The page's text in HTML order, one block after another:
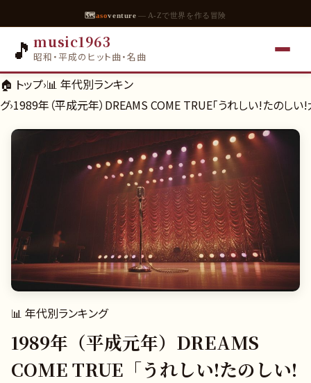
🗺asoventure — A-Zで世界を作る冒険
🎵 music1963
昭和・平成のヒット曲・名曲
🏠 トップ›📊 年代別ランキン
グ›1989年（平成元年）DREAMS COME TRUE「うれしい!たのし
📊 年代別ランキング
1989年（平成元年）DREAMS
COME TRUE「うれしい!たのしい!